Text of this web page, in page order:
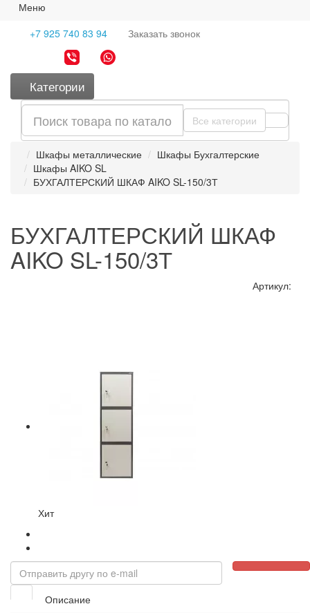
Меню
+7 925 740 83 94
Заказать звонок
Категории
Все категории
Шкафы металлические
Шкафы Бухгалтерские
Шкафы AIKO SL
БУХГАЛТЕРСКИЙ ШКАФ AIKO SL-150/3Т
БУХГАЛТЕРСКИЙ ШКАФ
AIKO SL-150/3Т
Артикул:
Хит
Описание